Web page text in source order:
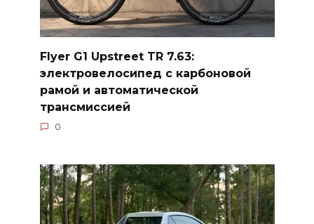
Flyer G1 Upstreet TR 7.63:
электровелосипед с карбоновой
рамой и автоматической
трансмиссией
0